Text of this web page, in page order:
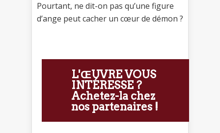
Pourtant, ne dit-on pas qu’une figure
d’ange peut cacher un cœur de démon ?
L'ŒUVRE VOUS
INTÉRESSE ?
Achetez-la chez
nos partenaires !